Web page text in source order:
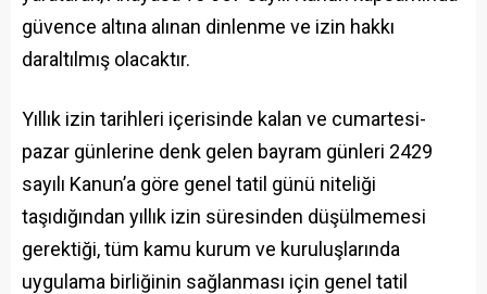
güvence altına alınan dinlenme ve izin hakkı
daraltılmış olacaktır.
Yıllık izin tarihleri içerisinde kalan ve cumartesi-
pazar günlerine denk gelen bayram günleri 2429
sayılı Kanun’a göre genel tatil günü niteliği
taşıdığından yıllık izin süresinden düşülmemesi
gerektiği, tüm kamu kurum ve kuruluşlarında
uygulama birliğinin sağlanması için genel tatil